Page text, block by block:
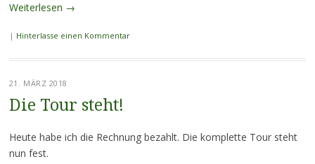
Weiterlesen →
| Hinterlasse einen Kommentar
21. MÄRZ 2018
Die Tour steht!
Heute habe ich die Rechnung bezahlt. Die komplette Tour steht
nun fest.